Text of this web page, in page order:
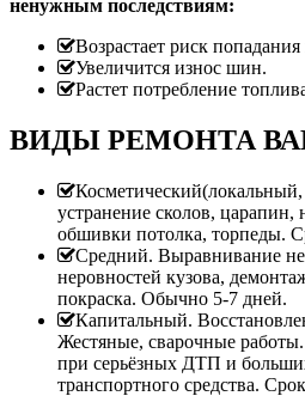
ненужным последствиям:
Возрастает риск
Увеличится износ шин.
Растет потребление
ВИДЫ РЕМОНТА
устранение сколов,
обшивки потолка, торпеды.
Средний. Выравнивание
неровностей кузова,
покраска. Обычно 5-7 дней.
Капитальный.
Жестяные, сварочные
при серьёзных ДТП и
транспортного средства.